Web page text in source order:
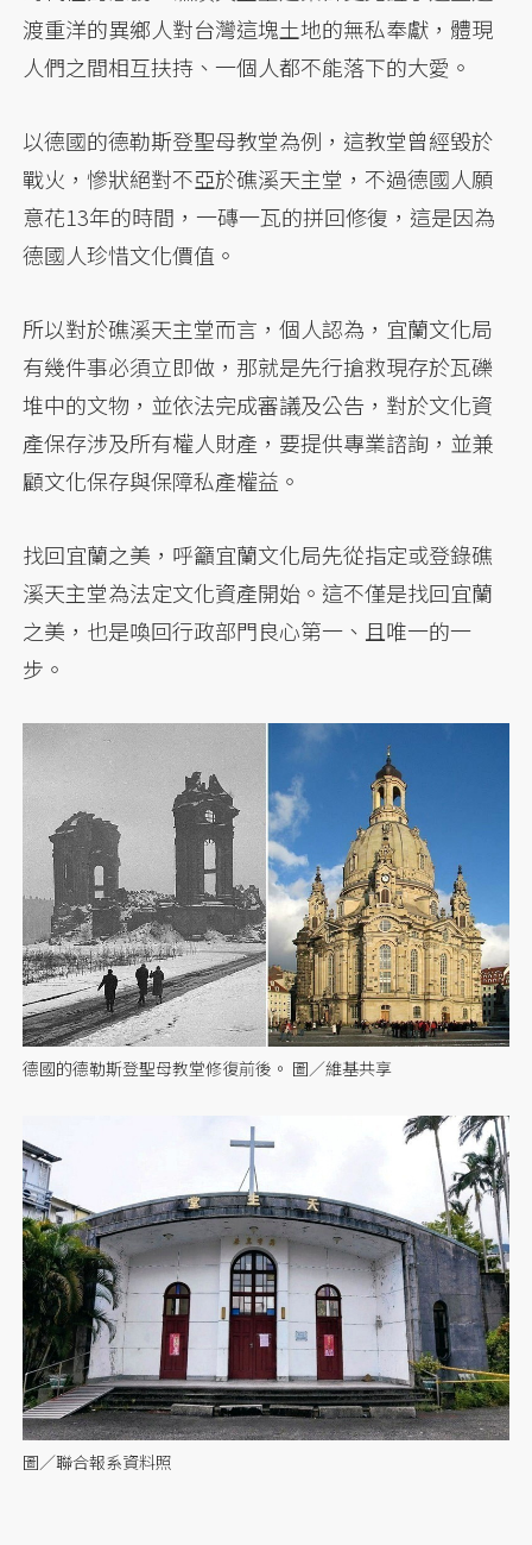
渡重洋的異鄉人對台灣這塊土地的無私奉獻，體現
人們之間相互扶持、一個人都不能落下的大愛。
以德國的德勒斯登聖母教堂為例，這教堂曾經毀於
戰火，慘狀絕對不亞於礁溪天主堂，不過德國人願
意花13年的時間，一磚一瓦的拼回修復，這是因為
德國人珍惜文化價值。
所以對於礁溪天主堂而言，個人認為，宜蘭文化局
有幾件事必須立即做，那就是先行搶救現存於瓦礫
堆中的文物，並依法完成審議及公告，對於文化資
產保存涉及所有權人財產，要提供專業諮詢，並兼
顧文化保存與保障私產權益。
找回宜蘭之美，呼籲宜蘭文化局先從指定或登錄礁
溪天主堂為法定文化資產開始。這不僅是找回宜蘭
之美，也是喚回行政部門良心第一、且唯一的一
步。
德國的德勒斯登聖母教堂修復前後。 圖／維基共享
圖／聯合報系資料照